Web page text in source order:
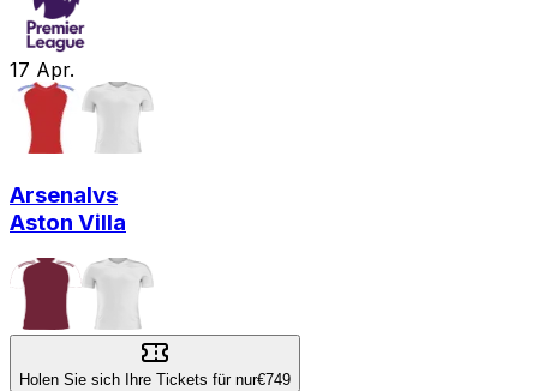
17 Apr.
Arsenalvs
Aston Villa
Holen Sie sich Ihre Tickets für nur€749